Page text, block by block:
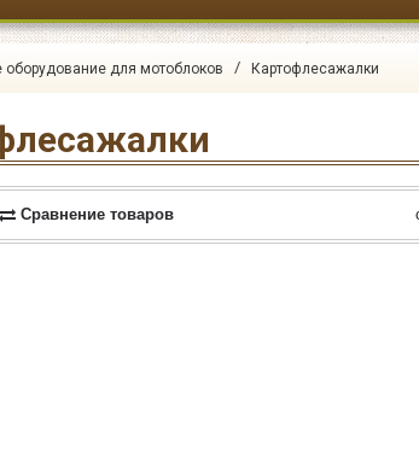
оборудование для мотоблоков / Картофлесажалки
Сравнение товаров